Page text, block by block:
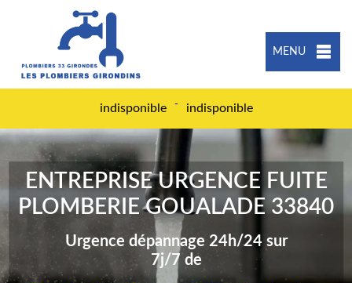
MENU
indisponible - indisponible
ENTREPRISE URGENCE FUITE
PLOMBERIE GOUALADE 33840
Urgence dépannage 24h/24 sur
7j/7 de